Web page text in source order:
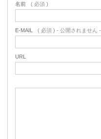
名前 ( 必須 )
E-MAIL ( 必須 ) - 公開されません -
URL